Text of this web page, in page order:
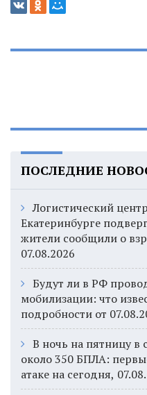
ПОСЛЕДНИЕ
Логистический
Екатеринбурге
жители сообщили о
07.08.2026
Будут ли в РФ
мобилизации: что
подробности от
В ночь на пятницу в
около 350 БПЛА:
атаке на сегодня,